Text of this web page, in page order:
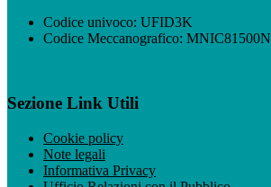
Codice univoco: UFID3K
Codice Meccanografico: MNIC81500N
Sezione Link Utili
Cookie policy
Note legali
Informativa Privacy